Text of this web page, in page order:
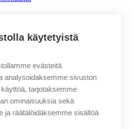
käytetyistä
evästeitä
analysoidaksemme sivuston
tarjotaksemme
ominaisuuksia sekä
ja räätälöidäksemme sisältöä